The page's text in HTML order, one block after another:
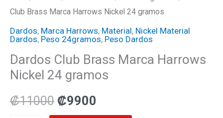
Club Brass Marca Harrows Nickel 24 gramos
Dardos, Marca Harrows, Material, Nickel Material
Dardos, Peso 24gramos, Peso Dardos
Dardos Club Brass Marca Harrows
Nickel 24 gramos
₡11000 ₡9900